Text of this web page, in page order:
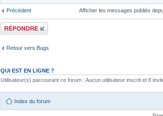
Précédent Afficher les messages publiés
Publier une
réponse
Retour vers Bugs
QUI EST EN LIGNE ?
Utilisateur(s) parcourant ce forum : Aucun utilisateur inscrit et 8
Index du forum